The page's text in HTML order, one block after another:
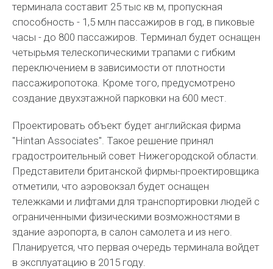
терминала составит 25 тыс кв м, пропускная
способность - 1,5 млн пассажиров в год, в пиковые
часы - до 800 пассажиров. Терминал будет оснащен
четырьмя телескопическими трапами с гибким
переключением в зависимости от плотности
пассажиропотока. Кроме того, предусмотрено
создание двухэтажной парковки на 600 мест.
Проектировать объект будет английская фирма
"Hintan Аssociates". Такое решение принял
градостроительный совет Нижегородской области.
Представители британской фирмы-проектировщика
отметили, что аэровокзал будет оснащен
тележками и лифтами для транспортировки людей с
ограниченными физическими возможностями в
здание аэропорта, в салон самолета и из него.
Планируется, что первая очередь терминала войдет
в эксплуатацию в 2015 году.